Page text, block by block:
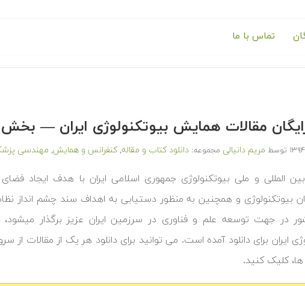
تماس با ما
رایگان مقالات همایش بیوتکنولوژی ایران —
توسط مریم دانیالی مجموعه: دانلود کتاب و مقاله,کنفرانس و همایش, مهندسی
المللی و ملی بیوتکنولوژی جمهوری اسلامی ایران با هدف ایجاد
بیوتکنولوژی و همچنین به منظور دستیابی به اهداف سند چشم انداز
در جهت توسعه علم و فناوری در سرزمین ایران عزیز برگذار میشود،
ایران برای دانلود آمده است. می توانید برای دانلود هر یک از مقالات از
کلیک کنید.